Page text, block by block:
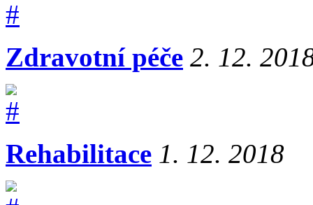
Zdravotní péče 2. 12.
Rehabilitace 1. 12. 2018